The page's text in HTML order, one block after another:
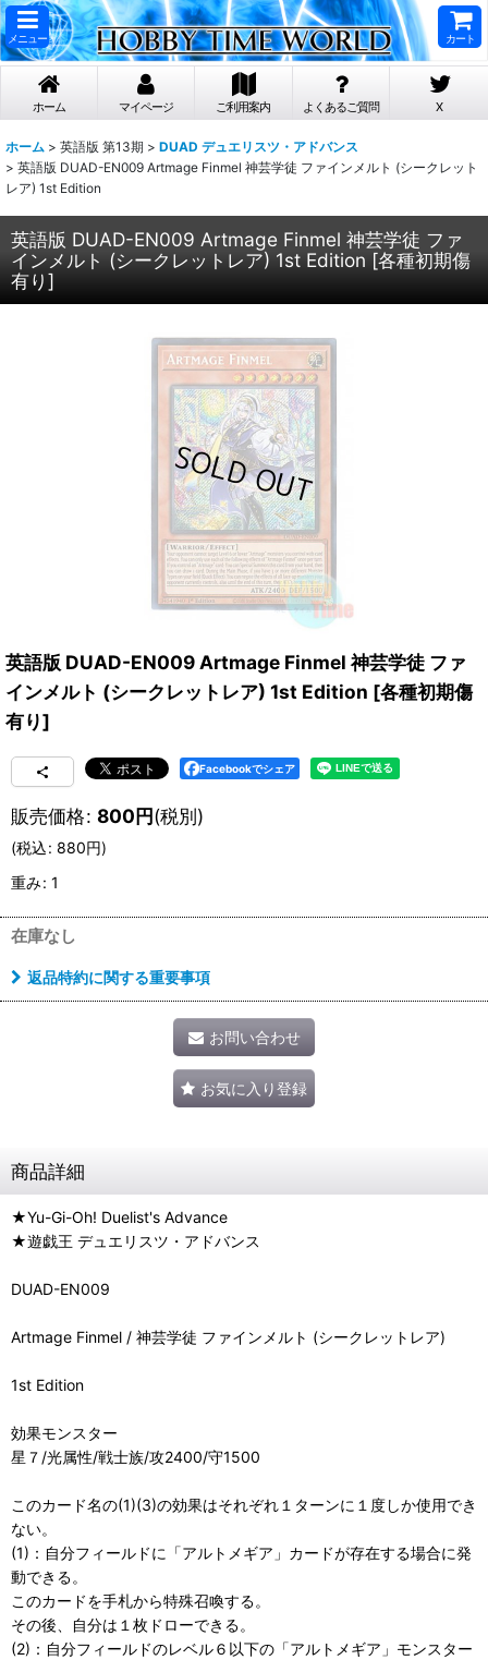
メニュー カート
ホーム マイページ ご利用案内 よくあるご質問 X
ホーム > 英語版 第13期 > DUAD デュエリスツ・アドバンス
> 英語版 DUAD-EN009 Artmage Finmel 神芸学徒 ファインメルト (シークレット
レア) 1st Edition
英語版 DUAD-EN009 Artmage Finmel 神芸学徒 ファ
インメルト (シークレットレア) 1st Edition [各種初期傷
有り]
英語版 DUAD-EN009 Artmage Finmel 神芸学徒 ファ
インメルト (シークレットレア) 1st Edition [各種初期傷
有り]
Facebookでシェア
販売価格: 800円(税別)
(税込: 880円)
重み: 1
在庫なし
返品特約に関する重要事項
お問い合わせ
お気に入り登録
商品詳細
★Yu-Gi-Oh! Duelist's Advance
★遊戯王 デュエリスツ・アドバンス
DUAD-EN009
Artmage Finmel / 神芸学徒 ファインメルト (シークレットレア)
1st Edition
効果モンスター
星７/光属性/戦士族/攻2400/守1500
このカード名の(1)(3)の効果はそれぞれ１ターンに１度しか使用でき
ない。
(1)：自分フィールドに「アルトメギア」カードが存在する場合に発
動できる。
このカードを手札から特殊召喚する。
その後、自分は１枚ドローできる。
(2)：自分フィールドのレベル６以下の「アルトメギア」モンスター